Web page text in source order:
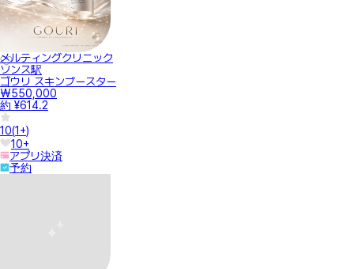
メルティングクリニック
ソンス駅
ゴウリ スキンブースター
₩550,000
約 ¥614.2
10(1+)
10+
アプリ決済
予約